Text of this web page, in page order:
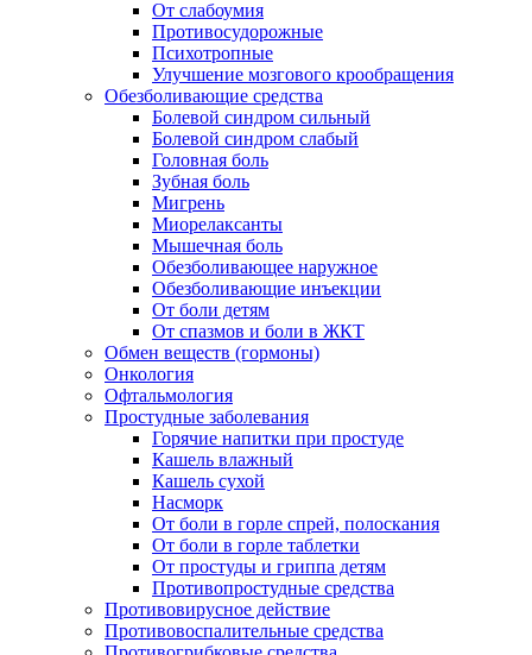
От слабоумия
Противосудорожные
Психотропные
Улучшение мозгового крообращения
Обезболивающие средства
Болевой синдром сильный
Болевой синдром слабый
Головная боль
Зубная боль
Мигрень
Миорелаксанты
Мышечная боль
Обезболивающее наружное
Обезболивающие инъекции
От боли детям
От спазмов и боли в ЖКТ
Обмен веществ (гормоны)
Онкология
Офтальмология
Простудные заболевания
Горячие напитки при простуде
Кашель влажный
Кашель сухой
Насморк
От боли в горле спрей, полоскания
От боли в горле таблетки
От простуды и гриппа детям
Противопростудные средства
Противовирусное действие
Противовоспалительные средства